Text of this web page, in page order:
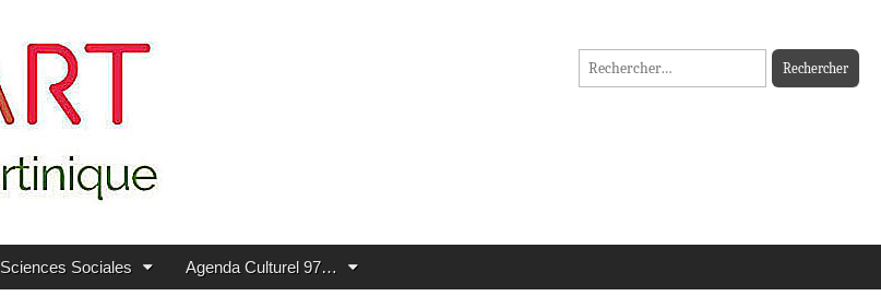
Rechercher :
Sciences Sociales Agenda Culturel 97…